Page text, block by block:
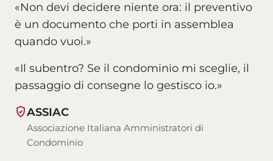
«Non devi decidere niente ora: il preventivo
è un documento che porti in assemblea
quando vuoi.»
«Il subentro? Se il condominio mi sceglie, il
passaggio di consegne lo gestisco io.»
ASSIAC
Associazione Italiana Amministratori di
Condominio